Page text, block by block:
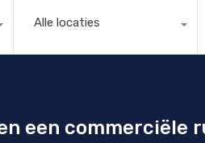
Alle locaties
een commerciële